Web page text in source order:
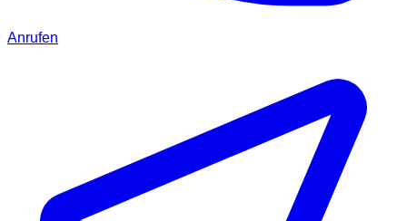
Anrufen